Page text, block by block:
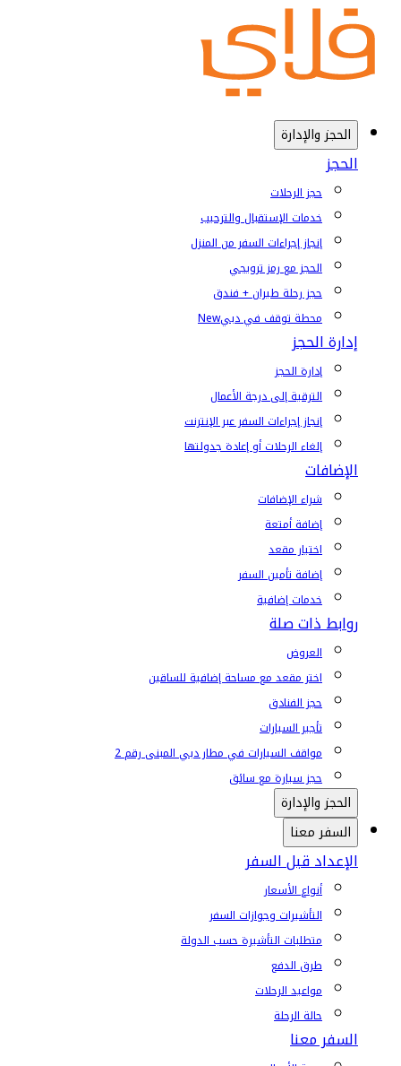
الحجز والإدارة
الحجز
حجز الرحلات
خدمات الإستقبال والترحيب
إنجاز إجراءات السفر من المنزل
الحجز مع رمز ترويجي
حجز رحلة طيران + فندق
محطة توقف في دبيNew
إدارة الحجز
إدارة الحجز
الترقية إلى درجة الأعمال
إنجاز إجراءات السفر عبر الإنترنت
إلغاء الرحلات أو إعادة جدولتها
الإضافات
شراء الإضافات
إضافة أمتعة
اختيار مقعد
إضافة تأمين السفر
خدمات إضافية
روابط ذات صلة
العروض
اختر مقعد مع مساحة إضافية للساقين
حجز الفنادق
تأجير السيارات
مواقف السيارات في مطار دبي المبنى رقم 2
حجز سيارة مع سائق
الحجز والإدارة
السفر معنا
الإعداد قبل السفر
أنواع الأسعار
التأشيرات وجوازات السفر
متطلبات التأشيرة حسب الدولة
طرق الدفع
مواعيد الرحلات
حالة الرحلة
السفر معنا